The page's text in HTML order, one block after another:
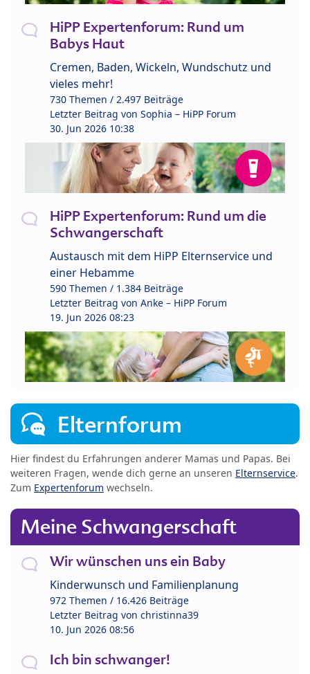
HiPP Expertenforum: Rund um
Babys Haut
Cremen, Baden, Wickeln, Wundschutz und
vieles mehr!
730 Themen / 2.497 Beiträge
Letzter Beitrag von Sophia – HiPP Forum
30. Jun 2026 10:38
HiPP Expertenforum: Rund um die
Schwangerschaft
Austausch mit dem HiPP Elternservice und
einer Hebamme
590 Themen / 1.384 Beiträge
Letzter Beitrag von Anke – HiPP Forum
19. Jun 2026 08:23
Elternforum
Hier findest du Erfahrungen anderer Mamas und Papas. Bei
weiteren Fragen, wende dich gerne an unseren Elternservice.
Zum Expertenforum wechseln.
Meine Schwangerschaft
Wir wünschen uns ein Baby
Kinderwunsch und Familienplanung
972 Themen / 16.426 Beiträge
Letzter Beitrag von christinna39
10. Jun 2026 08:56
Ich bin schwanger!